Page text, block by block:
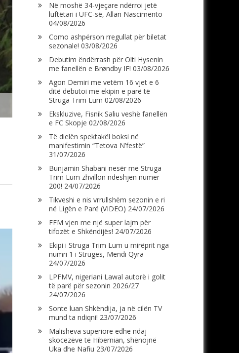
Në moshë 34-vjeçare ndërroi jetë
luftëtari i UFC-së, Allan Nascimento
04/08/2026
Como ashpërson rregullat për biletat
sezonale! 03/08/2026
Debutim ëndërrash për Olti Hysenin
me fanellën e Brøndby IF! 03/08/2026
Agon Demiri me vetëm 16 vjet e 6
ditë debutoi me ekipin e parë të
Struga Trim Lum 02/08/2026
Ekskluzive, Fisnik Saliu veshë fanellën
e FC Skopje 02/08/2026
Të dielën spektakël boksi në
manifestimin “Tetova N’festë”
31/07/2026
Bunjamin Shabani nesër me Struga
Trim Lum zhvillon ndeshjen numër
200! 24/07/2026
Tikveshi e nis vrrullshëm sezonin e ri
në Ligën e Parë (VIDEO) 24/07/2026
FFM vjen me një super lajm për
tifozët e Shkëndijës! 24/07/2026
Ekipi i Struga Trim Lum u mirëprit nga
numri 1 i Strugës, Mendi Qyra
24/07/2026
LPFMV, nigeriani Lawal autorë i golit
të parë për sezonin 2026/27
24/07/2026
Sonte luan Shkëndija, ja në cilën TV
mund ta ndiqni! 23/07/2026
Malisheva superiore edhe ndaj
skocezëve të Hibernian, shënojnë
Uka dhe Nafiu 23/07/2026